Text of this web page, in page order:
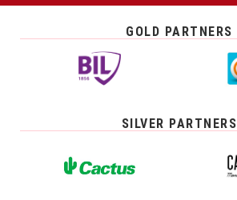
GOLD PARTNERS
SILVER PARTNERS